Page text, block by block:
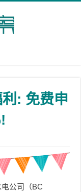
: 免费申
公司（BC